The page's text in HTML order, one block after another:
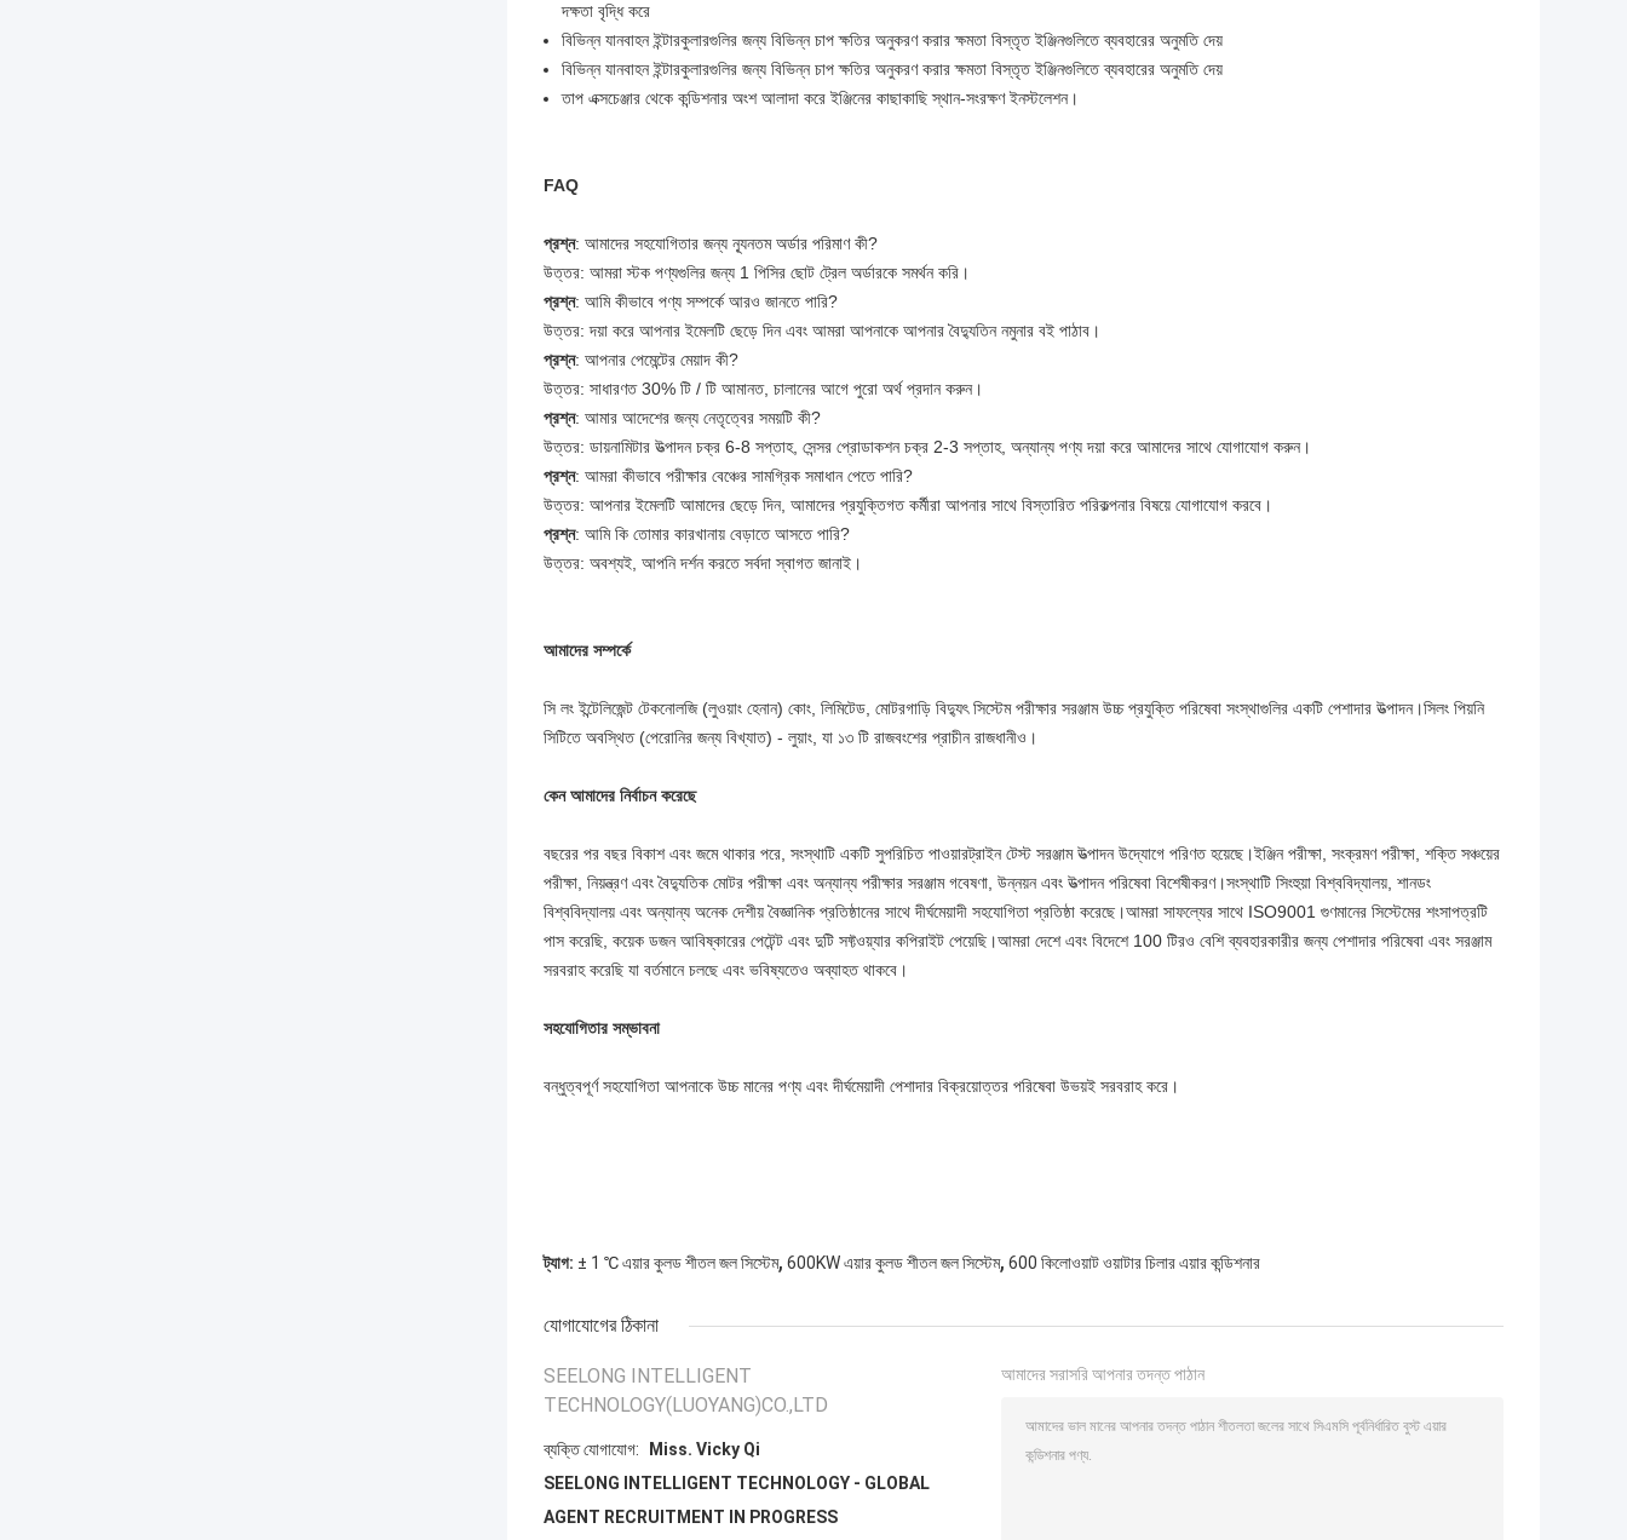
দক্ষতা বৃদ্ধি করে
বিভিন্ন যানবাহন ইন্টারকুলারগুলির জন্য বিভিন্ন চাপ ক্ষতির অনুকরণ করার ক্ষমতা বিস্তৃত ইঞ্জিনগুলিতে ব্যবহারের অনুমতি দেয়
বিভিন্ন যানবাহন ইন্টারকুলারগুলির জন্য বিভিন্ন চাপ ক্ষতির অনুকরণ করার ক্ষমতা বিস্তৃত ইঞ্জিনগুলিতে ব্যবহারের অনুমতি দেয়
তাপ এক্সচেঞ্জার থেকে কন্ডিশনার অংশ আলাদা করে ইঞ্জিনের কাছাকাছি স্থান-সংরক্ষণ ইনস্টলেশন।
FAQ
প্রশ্ন: আমাদের সহযোগিতার জন্য ন্যূনতম অর্ডার পরিমাণ কী?
উত্তর: আমরা স্টক পণ্যগুলির জন্য 1 পিসির ছোট ট্রেল অর্ডারকে সমর্থন করি।
প্রশ্ন: আমি কীভাবে পণ্য সম্পর্কে আরও জানতে পারি?
উত্তর: দয়া করে আপনার ইমেলটি ছেড়ে দিন এবং আমরা আপনাকে আপনার বৈদ্যুতিন নমুনার বই পাঠাব।
প্রশ্ন: আপনার পেমেন্টের মেয়াদ কী?
উত্তর: সাধারণত 30% টি / টি আমানত, চালানের আগে পুরো অর্থ প্রদান করুন।
প্রশ্ন: আমার আদেশের জন্য নেতৃত্বের সময়টি কী?
উত্তর: ডায়নামিটার উত্পাদন চক্র 6-8 সপ্তাহ, সেন্সর প্রোডাকশন চক্র 2-3 সপ্তাহ, অন্যান্য পণ্য দয়া করে আমাদের সাথে যোগাযোগ করুন।
প্রশ্ন: আমরা কীভাবে পরীক্ষার বেঞ্চের সামগ্রিক সমাধান পেতে পারি?
উত্তর: আপনার ইমেলটি আমাদের ছেড়ে দিন, আমাদের প্রযুক্তিগত কর্মীরা আপনার সাথে বিস্তারিত পরিকল্পনার বিষয়ে যোগাযোগ করবে।
প্রশ্ন: আমি কি তোমার কারখানায় বেড়াতে আসতে পারি?
উত্তর: অবশ্যই, আপনি দর্শন করতে সর্বদা স্বাগত জানাই।
আমাদের সম্পর্কে
সি লং ইন্টেলিজেন্ট টেকনোলজি (লুওয়াং হেনান) কোং, লিমিটেড, মোটরগাড়ি বিদ্যুৎ সিস্টেম পরীক্ষার সরঞ্জাম উচ্চ প্রযুক্তি পরিষেবা সংস্থাগুলির একটি পেশাদার উত্পাদন।সিলং পিয়নি
সিটিতে অবস্থিত (পেরোনির জন্য বিখ্যাত) - লুয়াং, যা ১৩ টি রাজবংশের প্রাচীন রাজধানীও।
কেন আমাদের নির্বাচন করেছে
বছরের পর বছর বিকাশ এবং জমে থাকার পরে, সংস্থাটি একটি সুপরিচিত পাওয়ারট্রাইন টেস্ট সরঞ্জাম উত্পাদন উদ্যোগে পরিণত হয়েছে।ইঞ্জিন পরীক্ষা, সংক্রমণ পরীক্ষা, শক্তি সঞ্চয়ের
পরীক্ষা, নিয়ন্ত্রণ এবং বৈদ্যুতিক মোটর পরীক্ষা এবং অন্যান্য পরীক্ষার সরঞ্জাম গবেষণা, উন্নয়ন এবং উত্পাদন পরিষেবা বিশেষীকরণ।সংস্থাটি সিংহুয়া বিশ্ববিদ্যালয়, শানডং
বিশ্ববিদ্যালয় এবং অন্যান্য অনেক দেশীয় বৈজ্ঞানিক প্রতিষ্ঠানের সাথে দীর্ঘমেয়াদী সহযোগিতা প্রতিষ্ঠা করেছে।আমরা সাফল্যের সাথে ISO9001 গুণমানের সিস্টেমের শংসাপত্রটি
পাস করেছি, কয়েক ডজন আবিষ্কারের পেটেন্ট এবং দুটি সফ্টওয়্যার কপিরাইট পেয়েছি।আমরা দেশে এবং বিদেশে 100 টিরও বেশি ব্যবহারকারীর জন্য পেশাদার পরিষেবা এবং সরঞ্জাম
সরবরাহ করেছি যা বর্তমানে চলছে এবং ভবিষ্যতেও অব্যাহত থাকবে।
সহযোগিতার সম্ভাবনা
বন্ধুত্বপূর্ণ সহযোগিতা আপনাকে উচ্চ মানের পণ্য এবং দীর্ঘমেয়াদী পেশাদার বিক্রয়োত্তর পরিষেবা উভয়ই সরবরাহ করে।
ট্যাগ: ± 1 ℃ এয়ার কুলড শীতল জল সিস্টেম, 600KW এয়ার কুলড শীতল জল সিস্টেম, 600 কিলোওয়াট ওয়াটার চিলার এয়ার কন্ডিশনার
যোগাযোগের ঠিকানা
SEELONG INTELLIGENT
TECHNOLOGY(LUOYANG)CO.,LTD
ব্যক্তি যোগাযোগ:
Miss. Vicky Qi
SEELONG INTELLIGENT TECHNOLOGY - GLOBAL
AGENT RECRUITMENT IN PROGRESS
আমাদের সরাসরি আপনার তদন্ত পাঠান